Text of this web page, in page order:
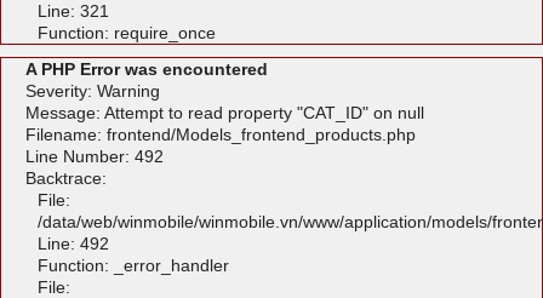
Line: 321
Function: require_once
A PHP Error was encountered
Severity: Warning
Message: Attempt to read property "CAT_ID" on null
Filename: frontend/Models_frontend_products.php
Line Number: 492
Backtrace:
File:
/data/web/winmobile/winmobile.vn/www/application/models/
Line: 492
Function: _error_handler
File: